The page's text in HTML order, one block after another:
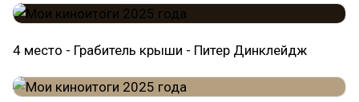
4 место - Грабитель крыши - Питер Динклейдж